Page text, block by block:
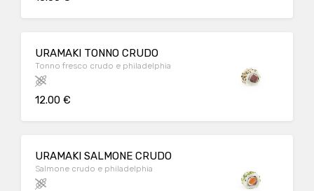
URAMAKI TONNO CRUDO
Tonno fresco crudo e philadelphia
12.00 €
URAMAKI SALMONE CRUDO
Salmone crudo e philadelphia